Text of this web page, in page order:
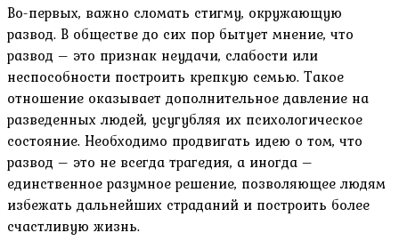
Во-первых, важно сломать стигму, окружающую
развод. В обществе до сих пор бытует мнение, что
развод – это признак неудачи, слабости или
неспособности построить крепкую семью. Такое
отношение оказывает дополнительное давление на
разведенных людей, усугубляя их психологическое
состояние. Необходимо продвигать идею о том, что
развод – это не всегда трагедия, а иногда –
единственное разумное решение, позволяющее людям
избежать дальнейших страданий и построить более
счастливую жизнь.